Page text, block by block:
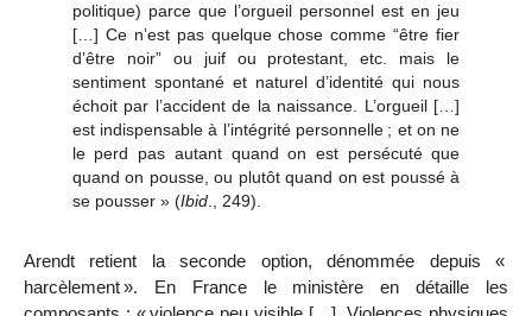
politique) parce que l’orgueil personnel est en jeu
[…] Ce n’est pas quelque chose comme “être fier
d’être noir” ou juif ou protestant, etc. mais le
sentiment spontané et naturel d’identité qui nous
échoit par l’accident de la naissance. L’orgueil […]
est indispensable à l’intégrité personnelle ; et on ne
le perd pas autant quand on est persécuté que
quand on pousse, ou plutôt quand on est poussé à
se pousser » (Ibid., 249).
Arendt retient la seconde option, dénommée depuis «
harcèlement». En France le ministère en détaille les